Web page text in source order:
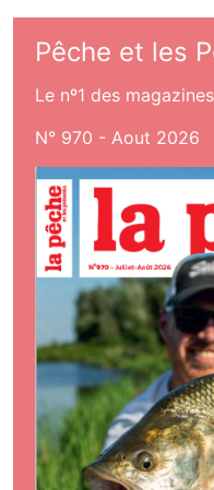
Pêche et les
Le nº1 des
N° 970 - Aout 2026